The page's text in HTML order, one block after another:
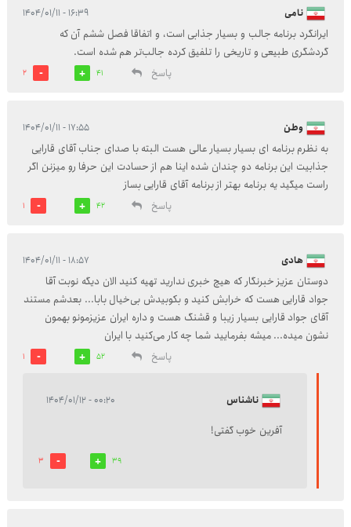
نامی ۱۶:۳۹ - ۱۴۰۴/۰۱/۱۱
ایرانگرد برنامه جالب و بسیار جذابی است، و اتفاقا فصل ششم آن که
گردشگری طبیعی و تاریخی را تلفیق کرده جالب‌تر هم شده است.
پاسخ
41
2
وطن ۱۷:۵۵ - ۱۴۰۴/۰۱/۱۱
به نظرم برنامه ای بسیار بسیار عالی هست البته با صدای جناب آقای قارایی
جذابیت این برنامه دو چندان شده اینا هم از حسادت این حرفا رو میزنن اگر
راست میگید یه برنامه بهتر از برنامه آقای قارایی بساز
پاسخ
42
1
هادی ۱۸:۵۷ - ۱۴۰۴/۰۱/۱۱
دوستان عزیز خبرنگار که هیچ خبری ندارید تهیه کنید الان دیگه نوبت آقا
جواد قارایی هست که خرابش کنید و بکوبیدش بی‌خیال بابا... بعدشم مستند
آقای جواد قارایی بسیار زیبا و قشنگ هست و داره ایران عزیزمونو بهمون
نشون میده... میشه بفرمایید شما چه کار می‌کنید با ایران
پاسخ
52
1
ناشناس ۰۰:۲۰ - ۱۴۰۴/۰۱/۱۲
آفرین خوب گفتی!
39
3